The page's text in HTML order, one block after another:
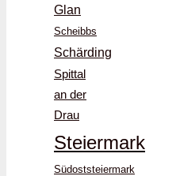
Glan
Scheibbs
Schärding
Spittal
an der
Drau
Steiermark
Südoststeiermark